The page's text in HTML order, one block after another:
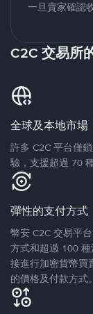
一旦賣家確認
C2C 交易所
全球及本地市場
許多 C2C 平台僅
驗，支援超過 70
彈性的支付方式
幣安 C2C 交易平
方式和超過 100
接進行加密貨幣買
的價格及付款方式。